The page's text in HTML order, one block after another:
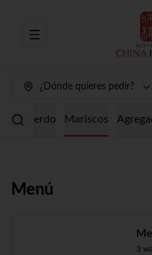
Abrir menu de navegación
¿Dónde quieres pedir?
Cerdo Mariscos
Menú
3